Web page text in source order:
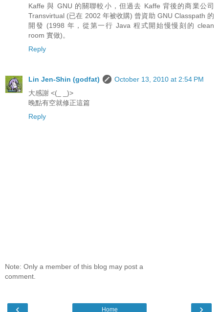
Kaffe 與 GNU 的關聯較小，但過去 Kaffe 背後的商業公司
Transvirtual (已在 2002 年被收購) 曾資助 GNU Classpath 的
開發 (1998 年，從第一行 Java 程式開始慢慢刻的 clean
room 實做)。
Reply
Lin Jen-Shin (godfat)
October 13, 2010 at 2:54 PM
大感謝 <(_ _)>
晚點有空就修正這篇
Reply
Note: Only a member of this blog may post a
comment.
‹ ›
Home